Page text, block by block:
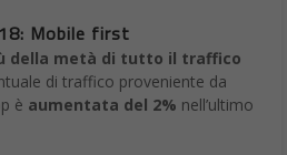
Mobile first
della metà di tutto il traffico
di traffico proveniente da
è aumentata del 2% nell’ultimo